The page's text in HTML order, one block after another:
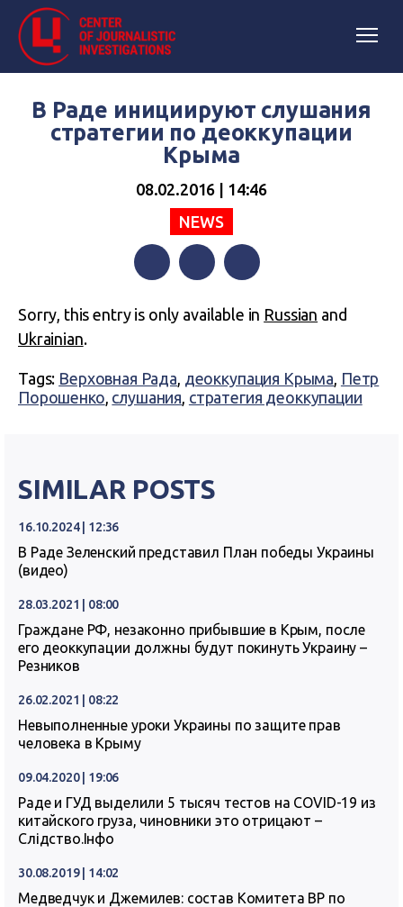
В Раде инициируют слушания
стратегии по деоккупации
Крыма
08.02.2016 | 14:46
NEWS
Sorry, this entry is only available in Russian and
Ukrainian.
Tags: Верховная Рада, деоккупация Крыма, Петр
Порошенко, слушания, стратегия деоккупации
SIMILAR POSTS
16.10.2024 | 12:36
В Раде Зеленский представил План победы Украины
(видео)
28.03.2021 | 08:00
Граждане РФ, незаконно прибывшие в Крым, после
его деоккупации должны будут покинуть Украину –
Резников
26.02.2021 | 08:22
Невыполненные уроки Украины по защите прав
человека в Крыму
09.04.2020 | 19:06
Раде и ГУД выделили 5 тысяч тестов на COVID-19 из
китайского груза, чиновники это отрицают –
Слідство.Інфо
30.08.2019 | 14:02
Медведчук и Джемилев: состав Комитета ВР по